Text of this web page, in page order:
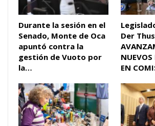
Durante la sesión en el
Senado, Monte de Oca
apuntó contra la
gestión de Vuoto por
la…
Der
NUEVOS
EN